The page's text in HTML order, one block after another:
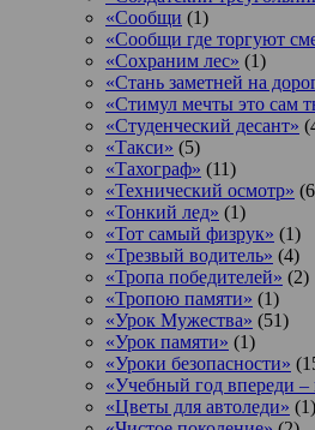
«Сообщи (1)
«Сообщи где торгуют
«Сохраним лес» (1)
«Стань заметней на
«Стимул мечты это сам
«Студенческий десант»
«Такси» (5)
«Тахограф» (11)
«Технический осмотр»
«Тонкий лед» (1)
«Тот самый физрук» (1)
«Трезвый водитель» (4)
«Тропа победителей» (2)
«Тропою памяти» (1)
«Урок Мужества» (51)
«Урок памяти» (1)
«Уроки безопасности»
«Учебный год впереди
«Цветы для автоледи» (1)